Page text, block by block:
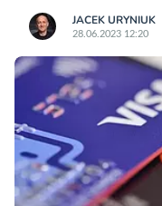
JACEK URYNIUK
28.06.2023 12:20